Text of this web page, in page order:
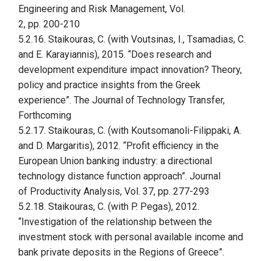
Engineering and Risk Management, Vol.
2, pp. 200-210
5.2.16. Staikouras, C. (with Voutsinas, I., Tsamadias, C.
and E. Karayiannis), 2015. “Does research and
development expenditure impact innovation? Theory,
policy and practice insights from the Greek
experience”. The Journal of Technology Transfer,
Forthcoming
5.2.17. Staikouras, C. (with Koutsomanoli-Filippaki, A.
and D. Margaritis), 2012. “Profit efficiency in the
European Union banking industry: a directional
technology distance function approach”. Journal
of Productivity Analysis, Vol. 37, pp. 277-293
5.2.18. Staikouras, C. (with P. Pegas), 2012.
“Investigation of the relationship between the
investment stock with personal available income and
bank private deposits in the Regions of Greece”.